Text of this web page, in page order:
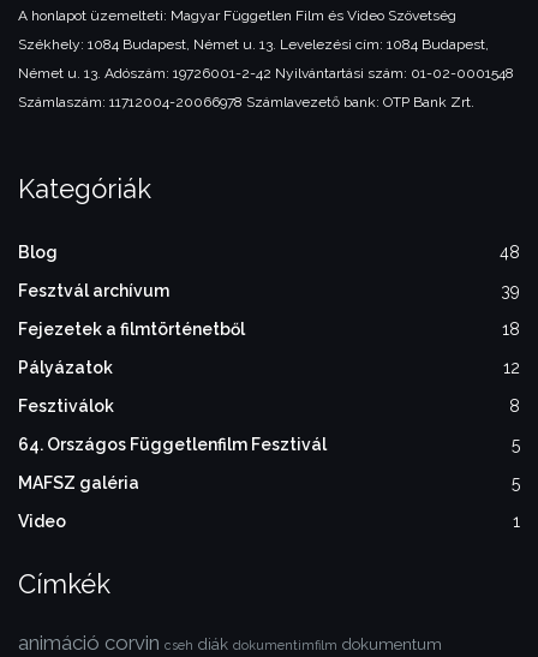
A honlapot üzemelteti: Magyar Független Film és Video Szövetség
Székhely: 1084 Budapest, Német u. 13. Levelezési cím: 1084 Budapest,
Német u. 13. Adószám: 19726001-2-42 Nyilvántartási szám: 01-02-0001548
Számlaszám: 11712004-20066978 Számlavezető bank: OTP Bank Zrt.
Kategóriák
Blog
48
Fesztvál archívum
39
Fejezetek a filmtörténetből
18
Pályázatok
12
Fesztiválok
8
64. Országos Függetlenfilm Fesztivál
5
MAFSZ galéria
5
Video
1
Címkék
animáció corvin cseh diák dokumentimfilm dokumentum